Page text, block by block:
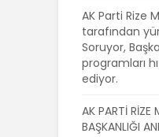
AK Parti Rize
tarafından
Soruyor,
programları
ediyor.
AK PARTİ RİZE
BAŞKANLIĞI